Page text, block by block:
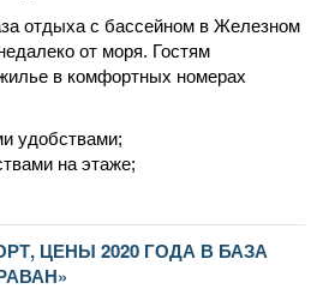
отдыха с бассейном в Железном
от моря. Гостям
в комфортных номерах
удобствами;
на этаже;
ЦЕНЫ 2020 ГОДА В БАЗА